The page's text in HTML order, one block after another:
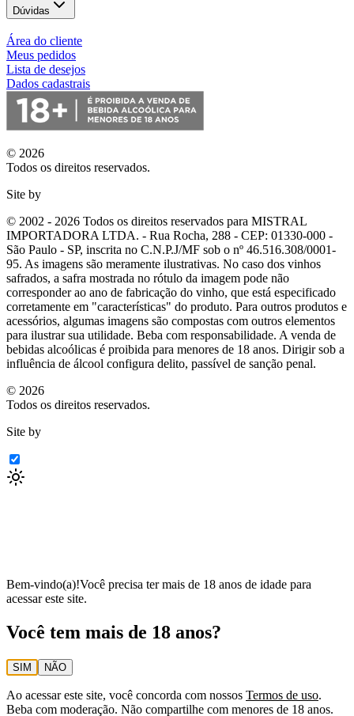
Dúvidas
Área do cliente
Meus pedidos
Lista de desejos
Dados cadastrais
© 2026
Todos os direitos reservados.
Site by
© 2002 - 2026 Todos os direitos reservados para MISTRAL
IMPORTADORA LTDA. - Rua Rocha, 288 - CEP: 01330-000 -
São Paulo - SP, inscrita no C.N.P.J/MF sob o nº 46.516.308/0001-
95. As imagens são meramente ilustrativas. No caso dos vinhos
safrados, a safra mostrada no rótulo da imagem pode não
corresponder ao ano de fabricação do vinho, que está especificado
corretamente em "características" do produto. Para outros produtos e
acessórios, algumas imagens são compostas com outros elementos
para ilustrar sua utilidade. Beba com responsabilidade. A venda de
bebidas alcoólicas é proibida para menores de 18 anos. Dirigir sob a
influência de álcool configura delito, passível de sanção penal.
© 2026
Todos os direitos reservados.
Site by
Bem-vindo(a)!Você precisa ter mais de 18 anos de idade para
acessar este site.
Você tem mais de 18 anos?
SIM NÃO
Ao acessar este site, você concorda com nossos Termos de uso.
Beba com moderação. Não compartilhe com menores de 18 anos.